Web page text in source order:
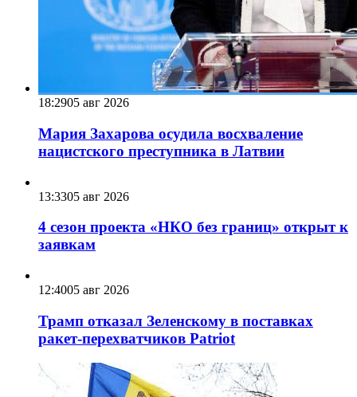
18:2905 авг 2026
Мария Захарова осудила восхваление
нацистского преступника в Латвии
13:3305 авг 2026
4 сезон проекта «НКО без границ» открыт к
заявкам
12:4005 авг 2026
Трамп отказал Зеленскому в поставках
ракет-перехватчиков Patriot